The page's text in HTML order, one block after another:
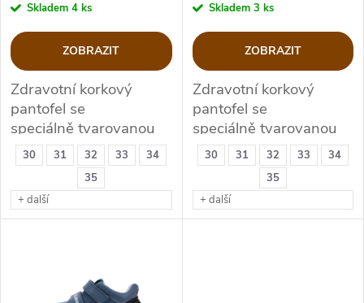
o
d
u
k
t
r
o
d
u
k
t
30 31 32 33
34
35
+ další
Skladem 4 ks
ZOBRAZIT
Zdravotní korkový
pantofel se
speciálně tvarovanou
koženou stélkou
30 31 32 33
34
35
+ další
Skladem 3 ks
ZOBRAZIT
Zdravotní korkový
pantofel se
speciálně tvarovanou
koženou stélkou